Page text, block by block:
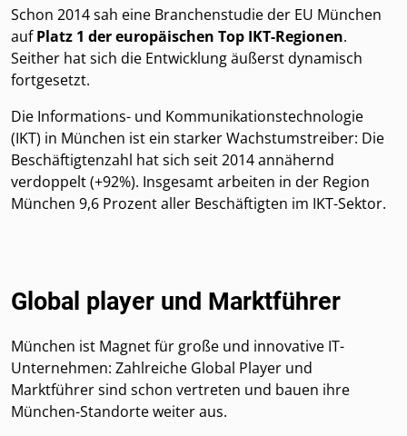
Schon 2014 sah eine Branchenstudie der EU München
aufPlatz 1 der europäischen Top IKT-Regionen.
Seither hat sich die Entwicklung äußerst dynamisch
fortgesetzt.
Die Informations- und Kommunikationstechnologie
(IKT) in München ist ein starker Wachstumstreiber: Die
Beschäftigtenzahl hat sich seit 2014 annähernd
verdoppelt (+92%). Insgesamt arbeiten in der Region
München 9,6 Prozent aller Beschäftigten im IKT-Sektor.
Global player und Marktführer
München ist Magnet für große und innovative IT-
Unternehmen: Zahlreiche Global Player und
Marktführer sind schon vertreten und bauen ihre
München-Standorte weiter aus.